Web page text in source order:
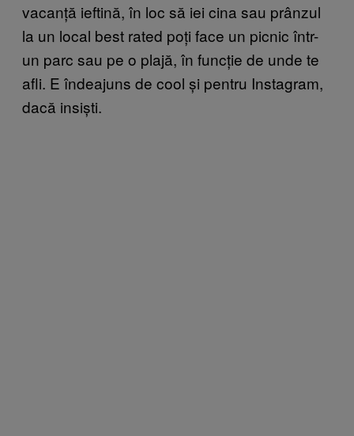
vacanță ieftină, în loc să iei cina sau prânzul
la un local best rated poți face un picnic într-
un parc sau pe o plajă, în funcție de unde te
afli. E îndeajuns de cool și pentru Instagram,
dacă insiști.